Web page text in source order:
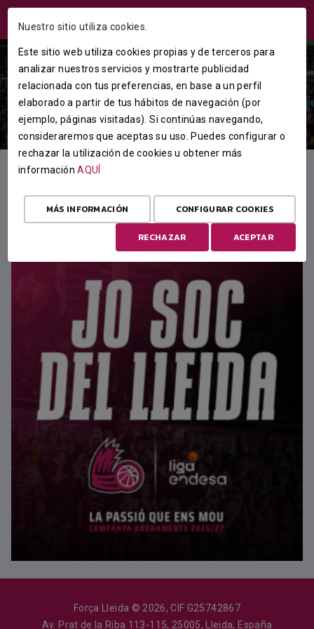
DESTACADO
Força Lleida © 2026, CIF G25742867
Av. Prat de la Riba 113-115, 25005, Lleida, España
Nuestro sitio utiliza cookies.
Este sitio web utiliza cookies propias y de terceros para
analizar nuestros servicios y mostrarte publicidad
relacionada con tus preferencias, en base a un perfil
elaborado a partir de tus hábitos de navegación (por
ejemplo, páginas visitadas). Si continúas navegando,
consideraremos que aceptas su uso. Puedes configurar o
rechazar la utilización de cookies u obtener más
informaciónAQUÍ
MÁS INFORMACIÓN CONFIGURAR COOKIES
RECHAZAR ACEPTAR